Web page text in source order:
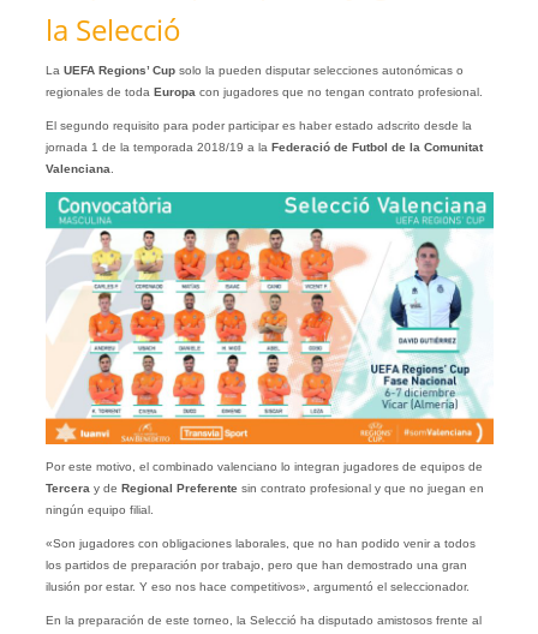
la Selecció
La UEFA Regions’ Cup solo la pueden disputar selecciones autonómicas o
regionales de toda Europacon jugadores que no tengan contrato profesional.
El segundo requisito para poder participar es haber estado adscrito desde la
jornada 1 de la temporada 2018/19 a la Federació de Futbol de la Comunitat
Valenciana.
Por este motivo, el combinado valenciano lo integran jugadores de equipos de
Tercera y de Regional Preferentesin contrato profesional y que no juegan en
ningún equipo filial.
«Son jugadores con obligaciones laborales, que no han podido venir a todos
los partidos de preparación por trabajo, pero que han demostrado una gran
ilusión por estar. Y eso nos hace competitivos», argumentó el seleccionador.
En la preparación de este torneo, la Selecció ha disputado amistosos frente al